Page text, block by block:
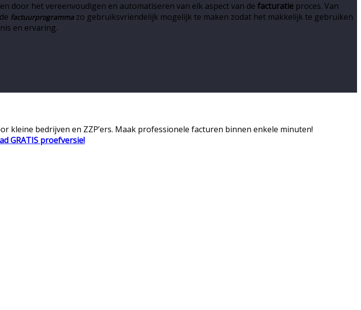
door het vereenvoudigen en automatiseren van elk aspect van de facturatie proces. Van
factuurprogrammazo gebruiksvriendelijk mogelijk te maken zodat het makkelijk te gebruiken
en ervaring.
kleine bedrijven en ZZP’ers. Maak professionele facturen binnen enkele minuten!
GRATIS proefversie!